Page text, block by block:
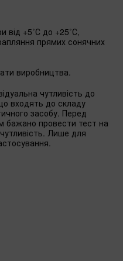
від +5˚С до +25˚С,
прямих сонячних
виробництва.
чутливість до
входять до складу
засобу. Перед
бажано провести тест на
Лише для